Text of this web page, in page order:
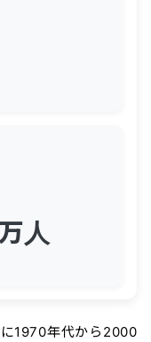
人
に1970年代から2000